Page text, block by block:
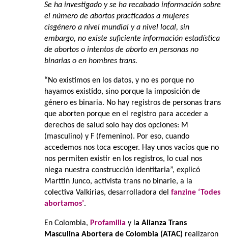
Se ha investigado y se ha recabado información sobre
el número de abortos practicados a mujeres
cisgénero a nivel mundial y a nivel local, sin
embargo, no existe suficiente información estadística
de abortos o intentos de aborto en personas no
binarias o en hombres trans.
“No existimos en los datos, y no es porque no
hayamos existido, sino porque la imposición de
género es binaria. No hay registros de personas trans
que aborten porque en el registro para acceder a
derechos de salud solo hay dos opciones: M
(masculino) y F (femenino). Por eso, cuando
accedemos nos toca escoger. Hay unos vacíos que no
nos permiten existir en los registros, lo cual nos
niega nuestra construcción identitaria”, explicó
Marttin Junco, activista trans no binarie, a la
colectiva Valkirias, desarrolladora del fanzine ‘Todes
abortamos’.
En Colombia, Profamilia y l a Alianza Trans
Masculina Abortera de Colombia (ATAC) realizaron